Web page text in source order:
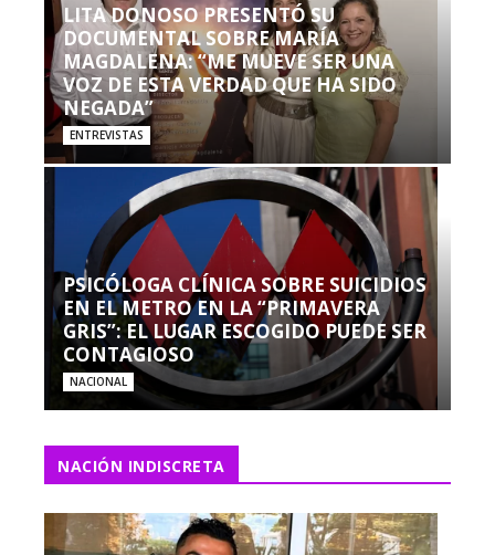
LITA DONOSO PRESENTÓ SU
DOCUMENTAL SOBRE MARÍA
MAGDALENA: “ME MUEVE SER UNA
VOZ DE ESTA VERDAD QUE HA SIDO
NEGADA”
ENTREVISTAS
PSICÓLOGA CLÍNICA SOBRE SUICIDIOS
EN EL METRO EN LA “PRIMAVERA
GRIS”: EL LUGAR ESCOGIDO PUEDE SER
CONTAGIOSO
NACIONAL
NACIÓN INDISCRETA